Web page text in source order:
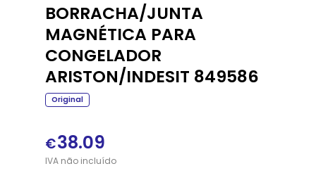
BORRACHA/JUNTA
MAGNÉTICA PARA
CONGELADOR
ARISTON/INDESIT 849586
Original
€38.09
IVAnãoincluído